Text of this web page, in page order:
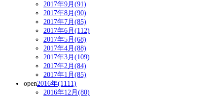
2017年9月(91)
2017年8月(90)
2017年7月(85)
2017年6月(112)
2017年5月(68)
2017年4月(88)
2017年3月(109)
2017年2月(84)
2017年1月(85)
open2016年(1111)
2016年12月(80)